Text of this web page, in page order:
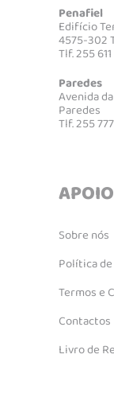
Penafiel
Edifício
4575-302
Tlf. 255
Paredes
Avenida
Paredes
Tlf. 255
Sobre nós
Política
Termos e
Contactos
Livro de